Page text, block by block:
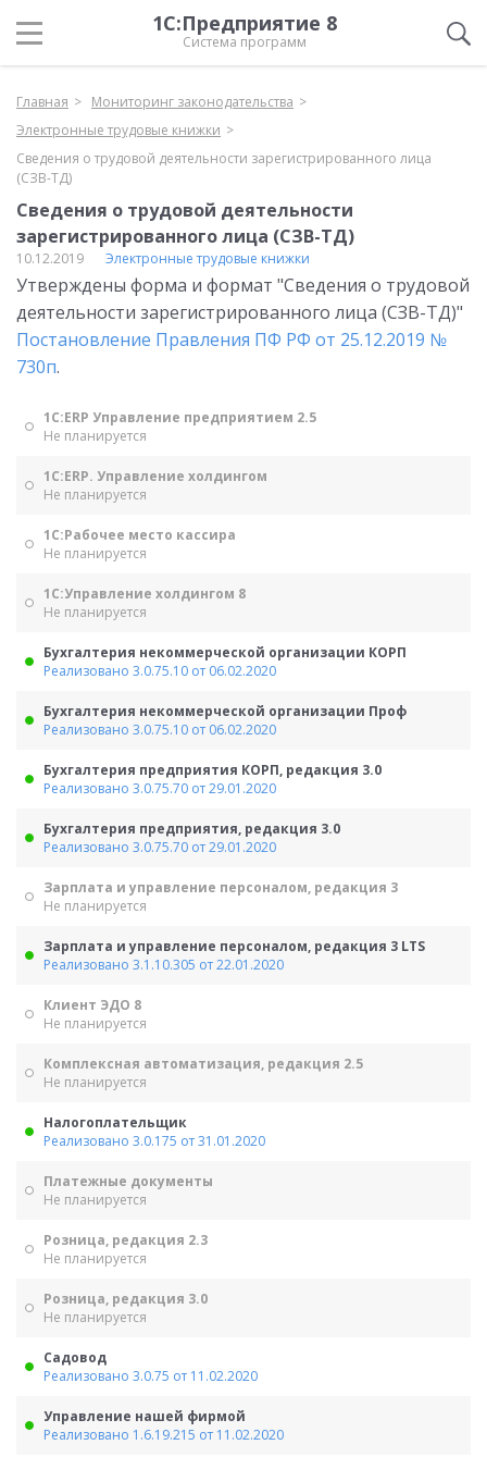
1С:Предприятие 8
Система программ
Главная
Мониторинг законодательства
Электронные трудовые книжки
Сведения о трудовой деятельности зарегистрированного лица
(СЗВ-ТД)
Сведения о трудовой деятельности
зарегистрированного лица (СЗВ-ТД)
10.12.2019 Электронные трудовые книжки
Утверждены форма и формат "Сведения о трудовой
деятельности зарегистрированного лица (СЗВ-ТД)"
Постановление Правления ПФ РФ от 25.12.2019 №
730п.
1С:ERP Управление предприятием 2.5
Не планируется
1С:ERP. Управление холдингом
Не планируется
1С:Рабочее место кассира
Не планируется
1С:Управление холдингом 8
Не планируется
Бухгалтерия некоммерческой организации КОРП
Реализовано 3.0.75.10 от 06.02.2020
Бухгалтерия некоммерческой организации Проф
Реализовано 3.0.75.10 от 06.02.2020
Бухгалтерия предприятия КОРП, редакция 3.0
Реализовано 3.0.75.70 от 29.01.2020
Бухгалтерия предприятия, редакция 3.0
Реализовано 3.0.75.70 от 29.01.2020
Зарплата и управление персоналом, редакция 3
Не планируется
Зарплата и управление персоналом, редакция 3 LTS
Реализовано 3.1.10.305 от 22.01.2020
Клиент ЭДО 8
Не планируется
Комплексная автоматизация, редакция 2.5
Не планируется
Налогоплательщик
Реализовано 3.0.175 от 31.01.2020
Платежные документы
Не планируется
Розница, редакция 2.3
Не планируется
Розница, редакция 3.0
Не планируется
Садовод
Реализовано 3.0.75 от 11.02.2020
Управление нашей фирмой
Реализовано 1.6.19.215 от 11.02.2020